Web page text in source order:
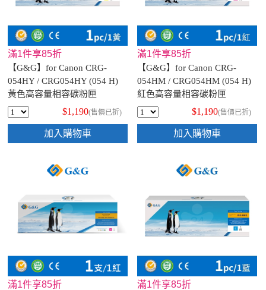
滿1件享85折
【G&G】for Canon CRG-
054HY / CRG054HY (054 H)
黃色高容量相容碳粉匣
$1,190(售價已折)
加入購物車
滿1件享85折
【G&G】for Canon CRG-
054HM / CRG054HM (054 H)
紅色高容量相容碳粉匣
$1,190(售價已折)
加入購物車
滿1件享85折 滿1件享85折